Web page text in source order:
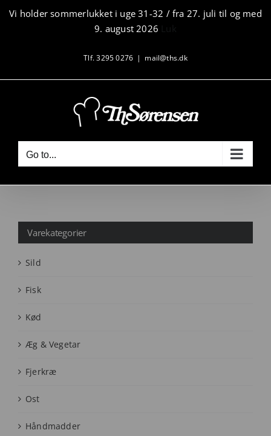
Vi holder sommerlukket i uge 31-32 / fra 27. juli til og med
9. august 2026
Tlf. 3295 0276 | mail@ths.dk
Go to...
Varekategorier
Sild
Fisk
Kød
Æg & Vegetar
Fjerkræ
Ost
Håndmadder